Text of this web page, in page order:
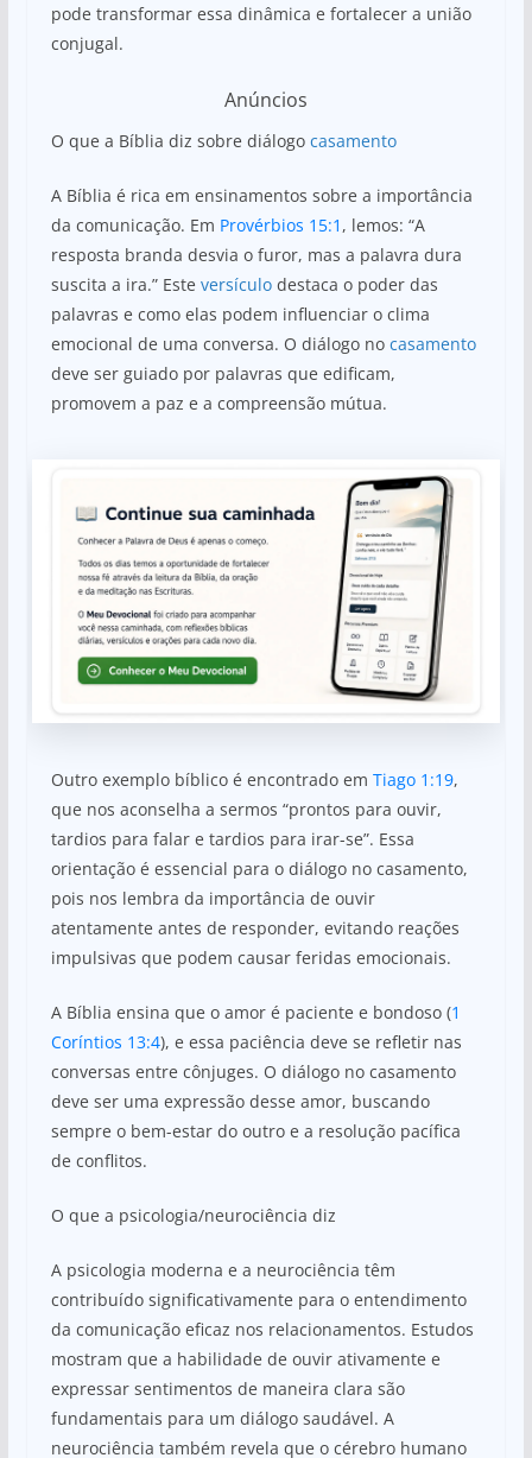
pode transformar essa dinâmica e fortalecer a união
conjugal.
Anúncios
O que a Bíblia diz sobre diálogo casamento
A Bíblia é rica em ensinamentos sobre a importância
da comunicação. Em Provérbios 15:1 , lemos: “A
resposta branda desvia o furor, mas a palavra dura
suscita a ira.” Este versículodestaca o poder das
palavras e como elas podem influenciar o clima
emocional de uma conversa. O diálogo no casamento
deve ser guiado por palavras que edificam,
promovem a paz e a compreensão mútua.
Outro exemplo bíblico é encontrado em Tiago 1:19,
que nos aconselha a sermos “prontos para ouvir,
tardios para falar e tardios para irar-se”. Essa
orientação é essencial para o diálogo no casamento,
pois nos lembra da importância de ouvir
atentamente antes de responder, evitando reações
impulsivas que podem causar feridas emocionais.
A Bíblia ensina que o amor é paciente e bondoso (1
Coríntios 13:4), e essa paciência deve se refletir nas
conversas entre cônjuges. O diálogo no casamento
deve ser uma expressão desse amor, buscando
sempre o bem-estar do outro e a resolução pacífica
de conflitos.
O que a psicologia/neurociência diz
A psicologia moderna e a neurociência têm
contribuído significativamente para o entendimento
da comunicação eficaz nos relacionamentos. Estudos
mostram que a habilidade de ouvir ativamente e
expressar sentimentos de maneira clara são
fundamentais para um diálogo saudável. A
neurociência também revela que o cérebro humano